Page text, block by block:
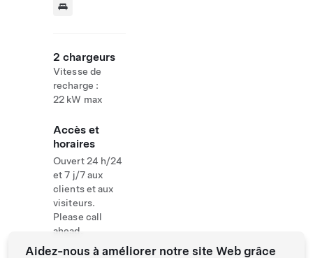
2 chargeurs
Vitesse de
recharge :
22 kW max
Accès et
horaires
Ouvert 24 h/24
et 7 j/7 aux
clients et aux
visiteurs.
Please call
ahead.
Aidez-nous à améliorer notre site Web grâce